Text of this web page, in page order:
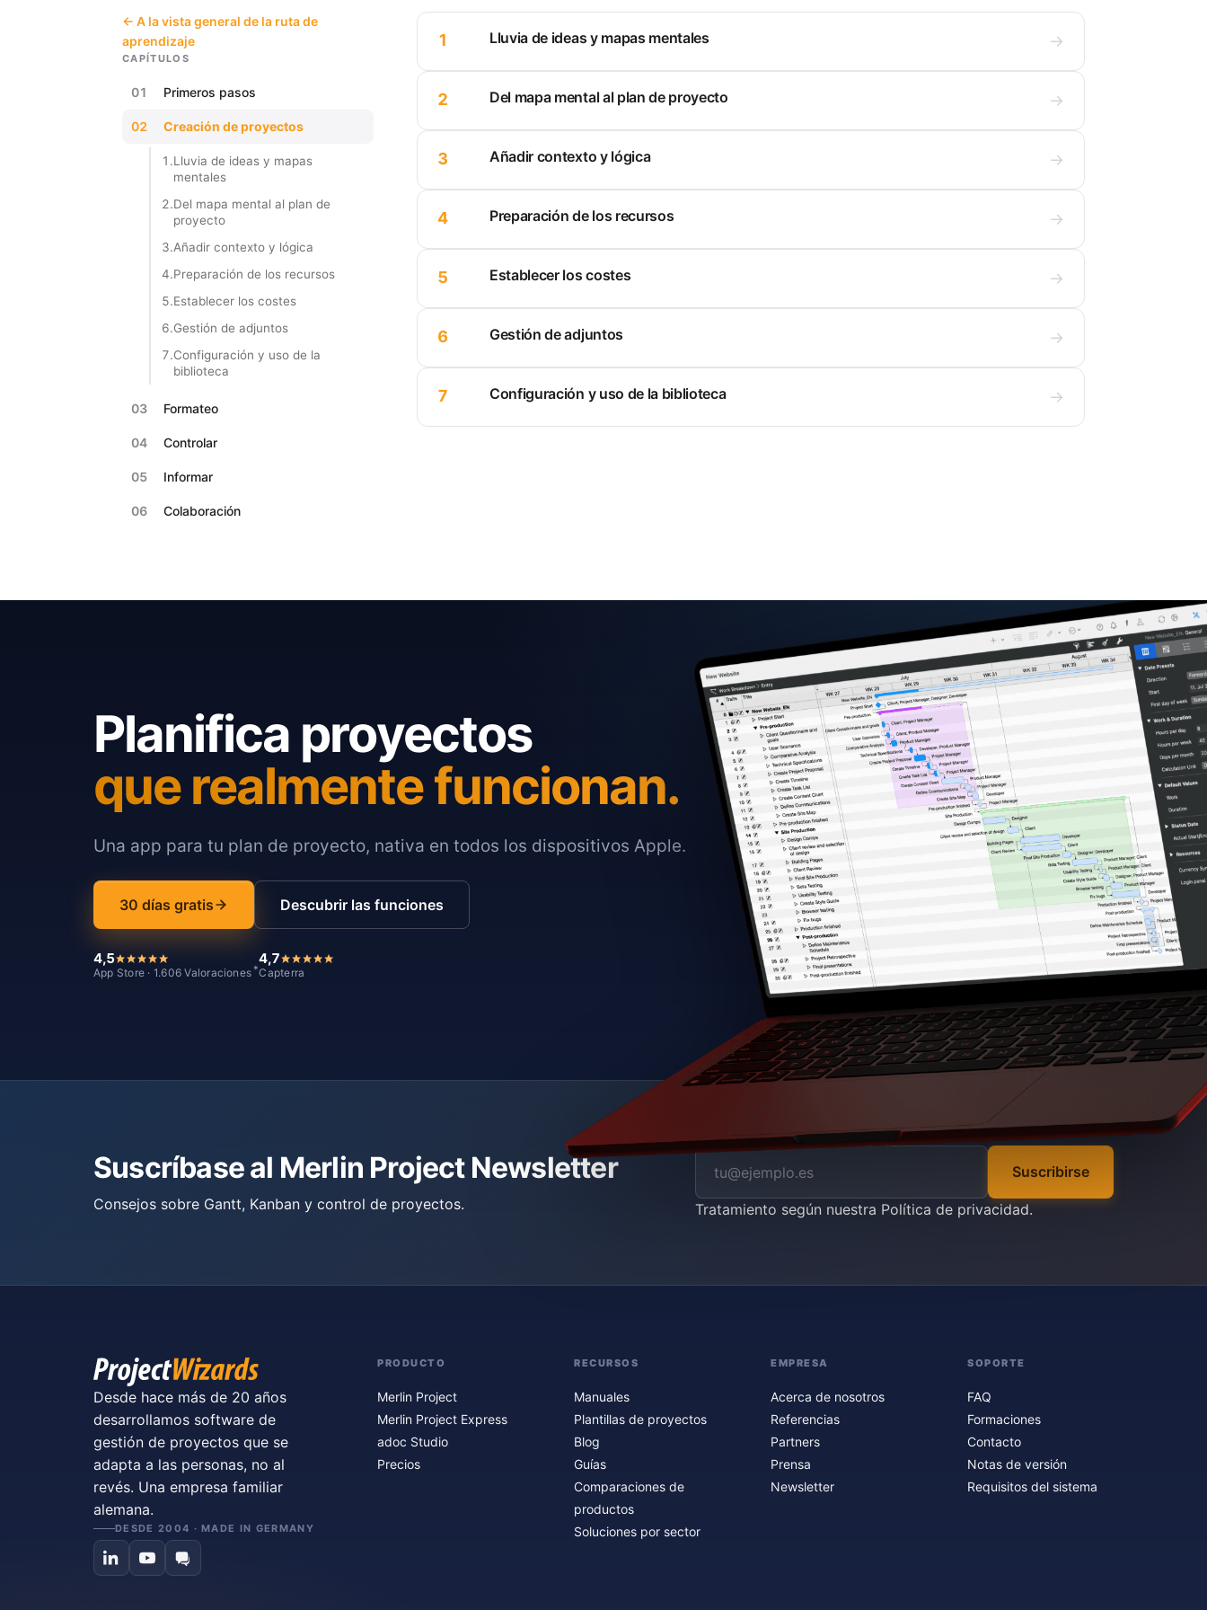
← A la vista general de la ruta de
aprendizaje
CAPÍTULOS
01 Primeros pasos
02 Creación de proyectos
1.Lluvia de ideas y mapas
mentales
2.Del mapa mental al plan de
proyecto
3.Añadir contexto y lógica
4.Preparación de los recursos
5.Establecer los costes
6.Gestión de adjuntos
7.Configuración y uso de la
biblioteca
03 Formateo
04 Controlar
05 Informar
06 Colaboración
1 Lluvia de ideas y mapas mentales →
2 Del mapa mental al plan de proyecto →
3 Añadir contexto y lógica →
4 Preparación de los recursos →
5 Establecer los costes →
6 Gestión de adjuntos →
7 Configuración y uso de la biblioteca →
Planifica proyectos
que realmente funcionan.
Una app para tu plan de proyecto, nativa en todos los dispositivos Apple.
30 días gratis Descubrir las funciones
4,5
App Store · 1.606 Valoraciones *
4,7
Capterra
Suscríbase al Merlin Project Newsletter
Consejos sobre Gantt, Kanban y control de proyectos.
Suscribirse
Tratamiento según nuestra Política de privacidad.
Desde hace más de 20 años
desarrollamos software de
gestión de proyectos que se
adapta a las personas, no al
revés. Una empresa familiar
alemana.
DESDE 2004 · MADE IN GERMANY
PRODUCTO
Merlin Project
Merlin Project Express
adoc Studio
Precios
RECURSOS
Manuales
Plantillas de proyectos
Blog
Guías
Comparaciones de
productos
Soluciones por sector
EMPRESA
Acerca de nosotros
Referencias
Partners
Prensa
Newsletter
SOPORTE
FAQ
Formaciones
Contacto
Notas de versión
Requisitos del sistema